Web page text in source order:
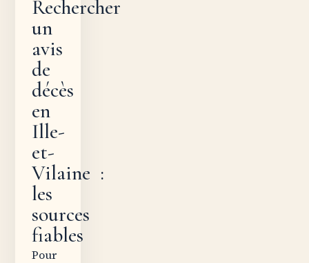
Rechercher
un
avis
de
décès
en
Ille-
et-
Vilaine :
les
sources
fiables
Pour